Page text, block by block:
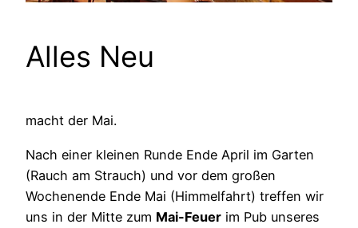
Alles Neu
macht der Mai.
Nach einer kleinen Runde Ende April im Garten
(Rauch am Strauch) und vor dem großen
Wochenende Ende Mai (Himmelfahrt) treffen wir
uns in der Mitte zum Mai-Feuer im Pub unseres